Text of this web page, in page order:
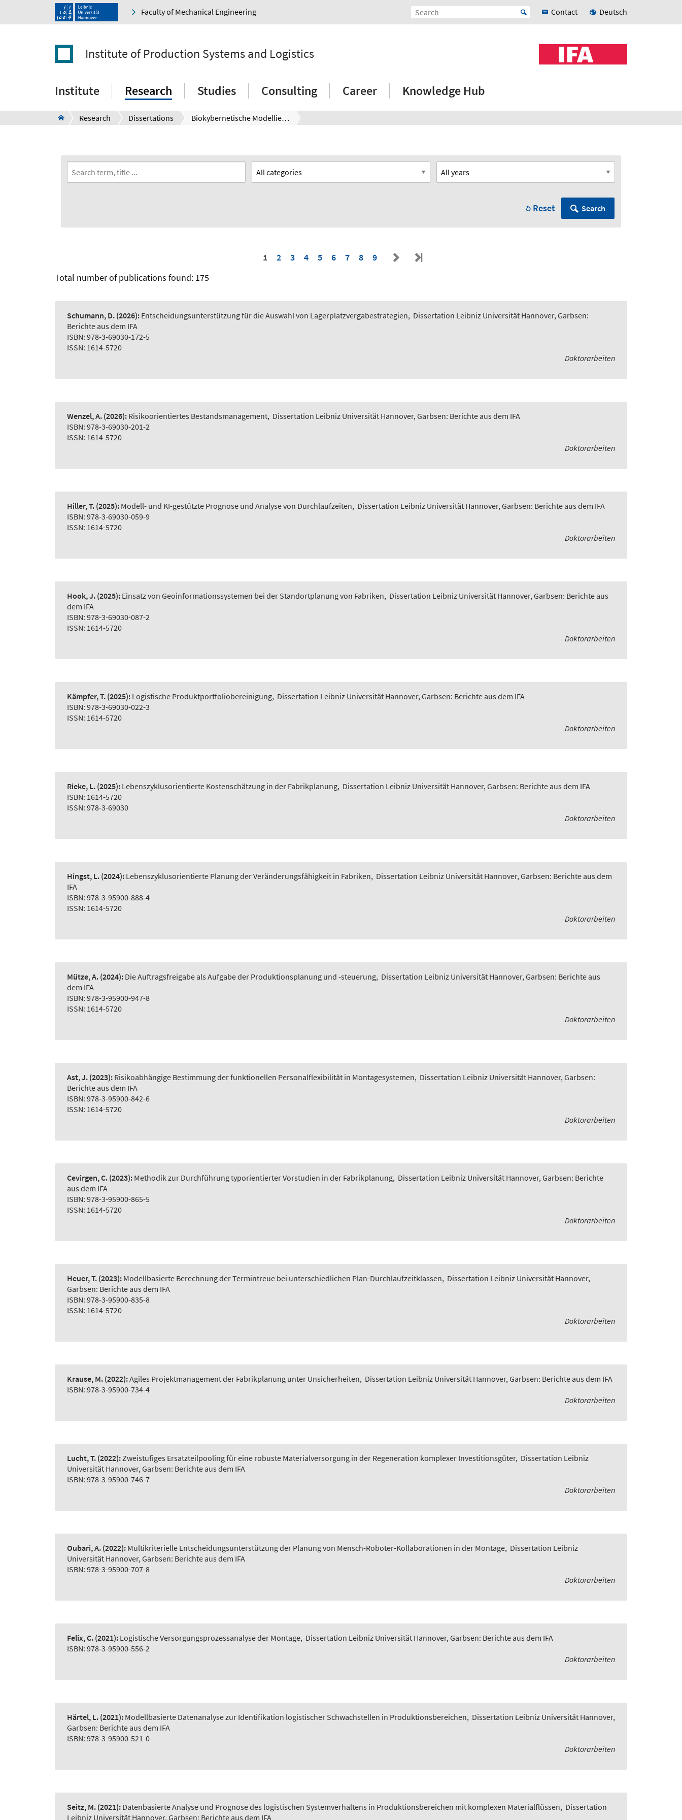
Faculty of Mechanical Engineering Contact Deutsch
Institute of Production Systems and Logistics
Institute Research Studies Consulting Career Knowledge Hub
Research Dissertations Biokybernetische Modellierung adaptiver Unternehmensnetzwerke
Reset Search
1 2 3 4 5 6 7 8
9
Total number of publications found: 175
Schumann, D. (2026): Entscheidungsunterstützung für die Auswahl von Lagerplatzvergabestrategien, Dissertation Leibniz Universität Hannover, Garbsen:
Berichte aus dem IFA
ISBN: 978-3-69030-172-5
ISSN: 1614-5720
Doktorarbeiten
Wenzel, A. (2026): Risikoorientiertes Bestandsmanagement, Dissertation Leibniz Universität Hannover, Garbsen: Berichte aus dem IFA
ISBN: 978-3-69030-201-2
ISSN: 1614-5720
Doktorarbeiten
Hiller, T. (2025): Modell- und KI-gestützte Prognose und Analyse von Durchlaufzeiten, Dissertation Leibniz Universität Hannover, Garbsen: Berichte aus dem IFA
ISBN: 978-3-69030-059-9
ISSN: 1614-5720
Doktorarbeiten
Hook, J. (2025): Einsatz von Geoinformationssystemen bei der Standortplanung von Fabriken, Dissertation Leibniz Universität Hannover, Garbsen: Berichte aus
dem IFA
ISBN: 978-3-69030-087-2
ISSN: 1614-5720
Doktorarbeiten
Kämpfer, T. (2025): Logistische Produktportfoliobereinigung, Dissertation Leibniz Universität Hannover, Garbsen: Berichte aus dem IFA
ISBN: 978-3-69030-022-3
ISSN: 1614-5720
Doktorarbeiten
Rieke, L. (2025): Lebenszyklusorientierte Kostenschätzung in der Fabrikplanung, Dissertation Leibniz Universität Hannover, Garbsen: Berichte aus dem IFA
ISBN: 1614-5720
ISSN: 978-3-69030
Doktorarbeiten
Hingst, L. (2024): Lebenszyklusorientierte Planung der Veränderungsfähigkeit in Fabriken, Dissertation Leibniz Universität Hannover, Garbsen: Berichte aus dem
IFA
ISBN: 978-3-95900-888-4
ISSN: 1614-5720
Doktorarbeiten
Mütze, A. (2024): Die Auftragsfreigabe als Aufgabe der Produktionsplanung und -steuerung, Dissertation Leibniz Universität Hannover, Garbsen: Berichte aus
dem IFA
ISBN: 978-3-95900-947-8
ISSN: 1614-5720
Doktorarbeiten
Ast, J. (2023): Risikoabhängige Bestimmung der funktionellen Personalflexibilität in Montagesystemen, Dissertation Leibniz Universität Hannover, Garbsen:
Berichte aus dem IFA
ISBN: 978-3-95900-842-6
ISSN: 1614-5720
Doktorarbeiten
Cevirgen, C. (2023): Methodik zur Durchführung typorientierter Vorstudien in der Fabrikplanung, Dissertation Leibniz Universität Hannover, Garbsen: Berichte
aus dem IFA
ISBN: 978-3-95900-865-5
ISSN: 1614-5720
Doktorarbeiten
Heuer, T. (2023): Modellbasierte Berechnung der Termintreue bei unterschiedlichen Plan-Durchlaufzeitklassen, Dissertation Leibniz Universität Hannover,
Garbsen: Berichte aus dem IFA
ISBN: 978-3-95900-835-8
ISSN: 1614-5720
Doktorarbeiten
Krause, M. (2022):Agiles Projektmanagement der Fabrikplanung unter Unsicherheiten, Dissertation Leibniz Universität Hannover, Garbsen: Berichte aus dem IFA
ISBN: 978-3-95900-734-4
Doktorarbeiten
Lucht, T. (2022):Zweistufiges Ersatzteilpooling für eine robuste Materialversorgung in der Regeneration komplexer Investitionsgüter, Dissertation Leibniz
Universität Hannover, Garbsen: Berichte aus dem IFA
ISBN: 978-3-95900-746-7
Doktorarbeiten
Oubari, A. (2022): Multikriterielle Entscheidungsunterstützung der Planung von Mensch-Roboter-Kollaborationen in der Montage, Dissertation Leibniz
Universität Hannover, Garbsen: Berichte aus dem IFA
ISBN: 978-3-95900-707-8
Doktorarbeiten
Felix, C. (2021): Logistische Versorgungsprozessanalyse der Montage, Dissertation Leibniz Universität Hannover, Garbsen: Berichte aus dem IFA
ISBN: 978-3-95900-556-2
Doktorarbeiten
Härtel, L. (2021): Modellbasierte Datenanalyse zur Identifikation logistischer Schwachstellen in Produktionsbereichen, Dissertation Leibniz Universität Hannover,
Garbsen: Berichte aus dem IFA
ISBN: 978-3-95900-521-0
Doktorarbeiten
Seitz, M. (2021): Datenbasierte Analyse und Prognose des logistischen Systemverhaltens in Produktionsbereichen mit komplexen Materialflüssen, Dissertation
Leibniz Universität Hannover, Garbsen: Berichte aus dem IFA